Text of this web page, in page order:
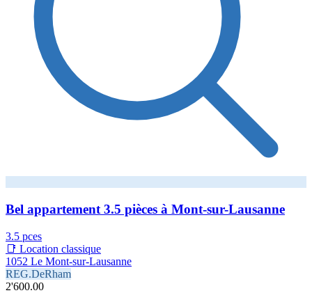
Bel appartement 3.5 pièces à Mont-sur-Lausanne
3.5 pces
📑 Location classique
1052 Le Mont-sur-Lausanne
REG.DeRham
2'600.00